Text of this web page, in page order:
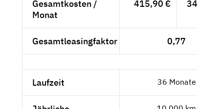
Gesamtkosten /
Monat
415,90 € 349,50
Gesamtleasingfaktor 0,77
Laufzeit 36 Monate